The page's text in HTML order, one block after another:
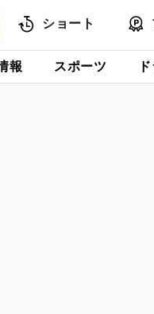
ショート
報 スポーツ